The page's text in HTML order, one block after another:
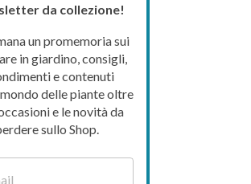
da collezione!
un promemoria sui
in giardino, consigli,
e contenuti
delle piante oltre
e le novità da
sullo Shop.